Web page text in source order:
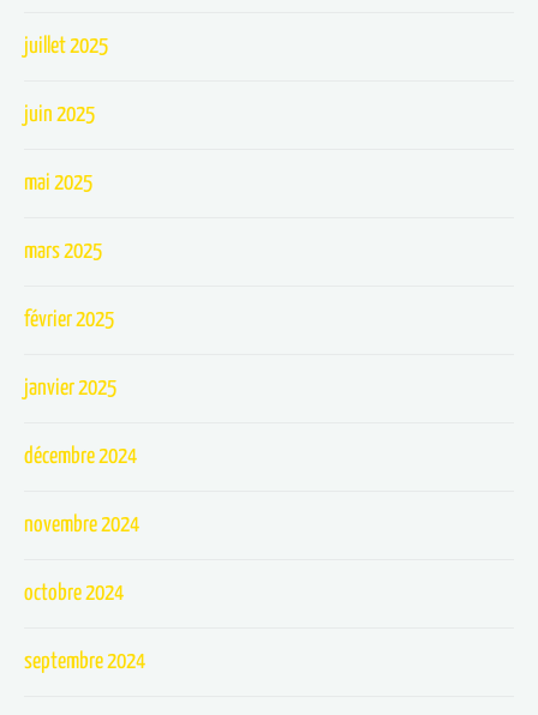
juillet 2025
juin 2025
mai 2025
mars 2025
février 2025
janvier 2025
décembre 2024
novembre 2024
octobre 2024
septembre 2024